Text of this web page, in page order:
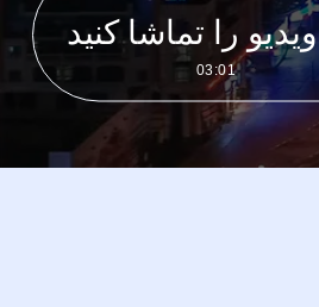
ویدیو را تماشا کنید
03:01